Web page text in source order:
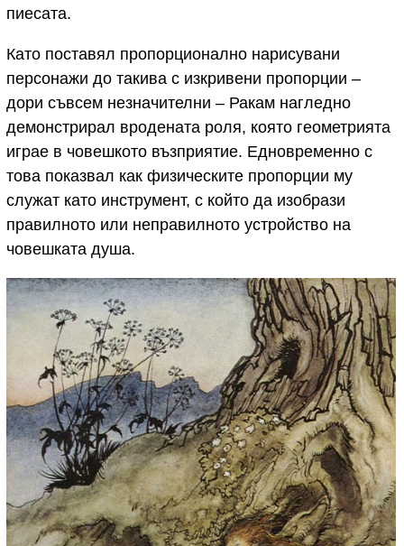
пиесата.
Като поставял пропорционално нарисувани
персонажи до такива с изкривени пропорции –
дори съвсем незначителни – Ракам нагледно
демонстрирал вродената роля, която геометрията
играе в човешкото възприятие. Едновременно с
това показвал как физическите пропорции му
служат като инструмент, с който да изобрази
правилното или неправилното устройство на
човешката душа.